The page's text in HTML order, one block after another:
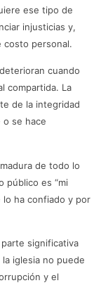
ese tipo de
injusticias y,
costo personal.
cuando
compartida. La
de la integridad
o se hace
de todo lo
público es “mi
lo ha confiado y por
significativa
iglesia no puede
y el